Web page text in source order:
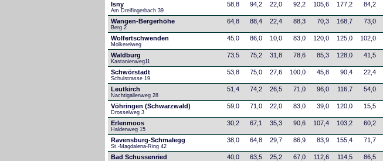
Isny
Am Dreifingerbach 39
58,8 94,2 22,0 92,2 105,6 177,2 84,2
Wangen-Bergerhöhe
Berg 2
64,8 88,4 22,4 88,3 70,3 168,7 73,0
Wolfertschwenden
Molkereiweg
45,0 86,0 10,0 83,0 120,0 125,0 102,0
Waldburg
Kastanienweg11
73,5 75,2 31,8 78,6 85,3 128,0 41,5
Schwörstadt
Schulstrasse 19
53,8 75,0 27,6 100,0 45,8 90,4 22,4
Leutkirch
Nachtigallenweg 28
51,4 74,2 26,5 71,0 96,0 116,7 54,0
Vöhringen (Schwarzwald)
Drosselweg 3
59,0 71,0 22,0 83,0 39,0 120,0 15,5
Erlenmoos
Haldenweg 15
30,2 67,1 35,3 90,6 107,4 103,2 60,2
Ravensburg-Schmalegg
St.-Magdalena-Ring 42
38,0 64,8 29,7 86,9 83,9 155,4 71,7
Bad Schussenried 40,0 63,5 25,2 67,0 112,6 114,5 86,5